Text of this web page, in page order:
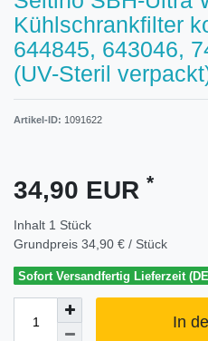
Kühlschrankfilter
644845, 643046,
(UV-Steril
Artikel-ID: 1091622
34,90 EUR *
Inhalt 1 Stück
Grundpreis 34,90 € / Stück
Sofort Versandfertig Lieferzeit
In